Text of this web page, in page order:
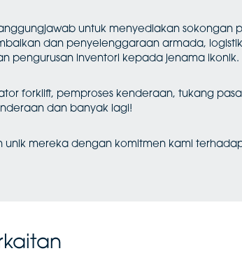
untuk menyediakan sokongan
dan penyelenggaraan armada, logistik
pengurusan inventori kepada jenama ikonik.
forklift, pemproses kenderaan, tukang
dan banyak lagi!
mereka dengan komitmen kami